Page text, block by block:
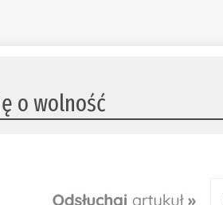
o wolność